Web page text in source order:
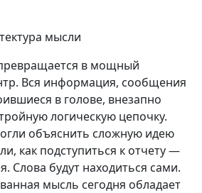
мысли
в мощный
Вся информация, сообщения
в голове, внезапно
логическую цепочку.
объяснить сложную идею
как подступиться к отчету —
Слова будут находиться сами.
мысль сегодня обладает